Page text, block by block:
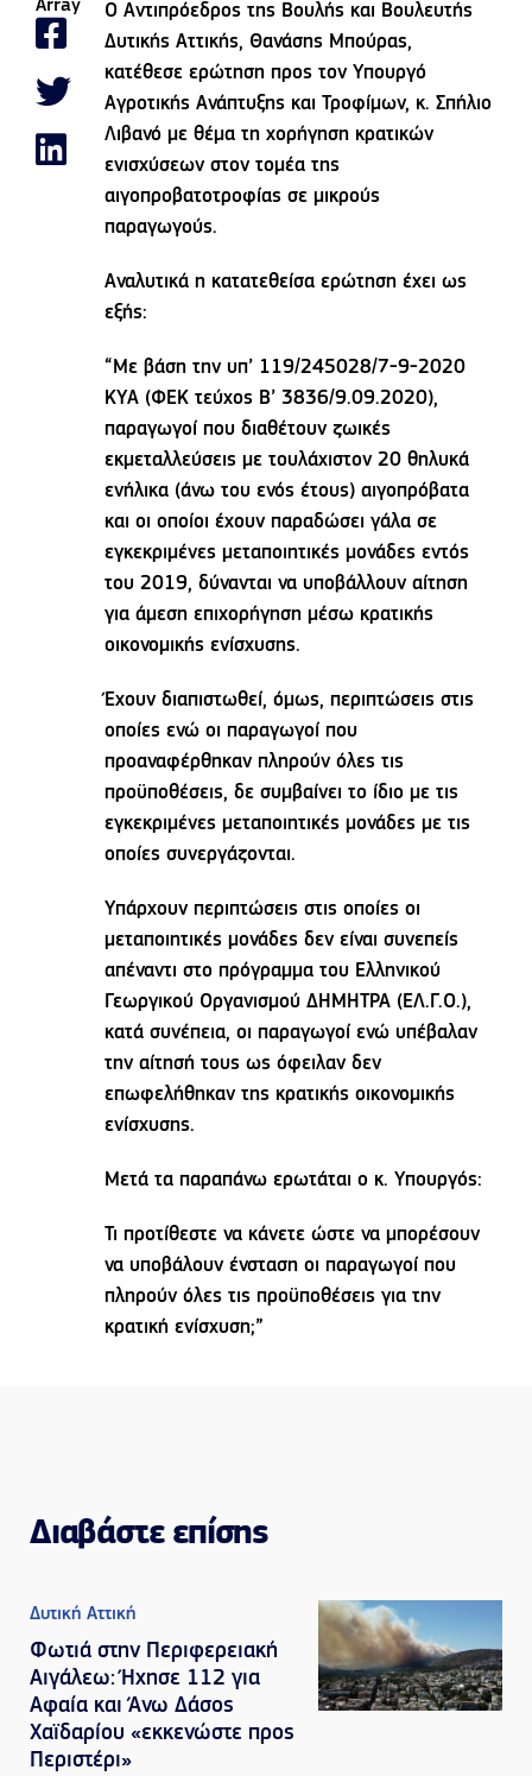
Array
Ο Αντιπρόεδρος της Βουλής και Βουλευτής
Δυτικής Αττικής, Θανάσης Μπούρας,
κατέθεσε ερώτηση προς τον Υπουργό
Αγροτικής Ανάπτυξης και Τροφίμων, κ. Σπήλιο
Λιβανό με θέμα τη χορήγηση κρατικών
ενισχύσεων στον τομέα της
αιγοπροβατοτροφίας σε μικρούς
παραγωγούς.
Αναλυτικά η κατατεθείσα ερώτηση έχει ως
εξής:
“Με βάση την υπ’ 119/245028/7-9-2020
ΚΥΑ (ΦΕΚ τεύχος Β’ 3836/9.09.2020),
παραγωγοί που διαθέτουν ζωικές
εκμεταλλεύσεις με τουλάχιστον 20 θηλυκά
ενήλικα (άνω του ενός έτους) αιγοπρόβατα
και οι οποίοι έχουν παραδώσει γάλα σε
εγκεκριμένες μεταποιητικές μονάδες εντός
του 2019, δύνανται να υποβάλλουν αίτηση
για άμεση επιχορήγηση μέσω κρατικής
οικονομικής ενίσχυσης.
Έχουν διαπιστωθεί, όμως, περιπτώσεις στις
οποίες ενώ οι παραγωγοί που
προαναφέρθηκαν πληρούν όλες τις
προϋποθέσεις, δε συμβαίνει το ίδιο με τις
εγκεκριμένες μεταποιητικές μονάδες με τις
οποίες συνεργάζονται.
Υπάρχουν περιπτώσεις στις οποίες οι
μεταποιητικές μονάδες δεν είναι συνεπείς
απέναντι στο πρόγραμμα του Ελληνικού
Γεωργικού Οργανισμού ΔΗΜΗΤΡΑ (ΕΛ.Γ.Ο.),
κατά συνέπεια, οι παραγωγοί ενώ υπέβαλαν
την αίτησή τους ως όφειλαν δεν
επωφελήθηκαν της κρατικής οικονομικής
ενίσχυσης.
Μετά τα παραπάνω ερωτάται ο κ. Υπουργός:
Τι προτίθεστε να κάνετε ώστε να μπορέσουν
να υποβάλουν ένσταση οι παραγωγοί που
πληρούν όλες τις προϋποθέσεις για την
κρατική ενίσχυση;”
Διαβάστε επίσης
Δυτική Αττική
Φωτιά στην Περιφερειακή
Αιγάλεω: Ήχησε 112 για
Αφαία και Άνω Δάσος
Χαϊδαρίου «εκκενώστε προς
Περιστέρι»